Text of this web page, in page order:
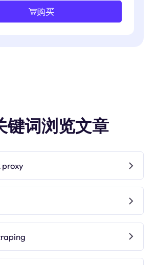
购买
键词浏览文章
proxy